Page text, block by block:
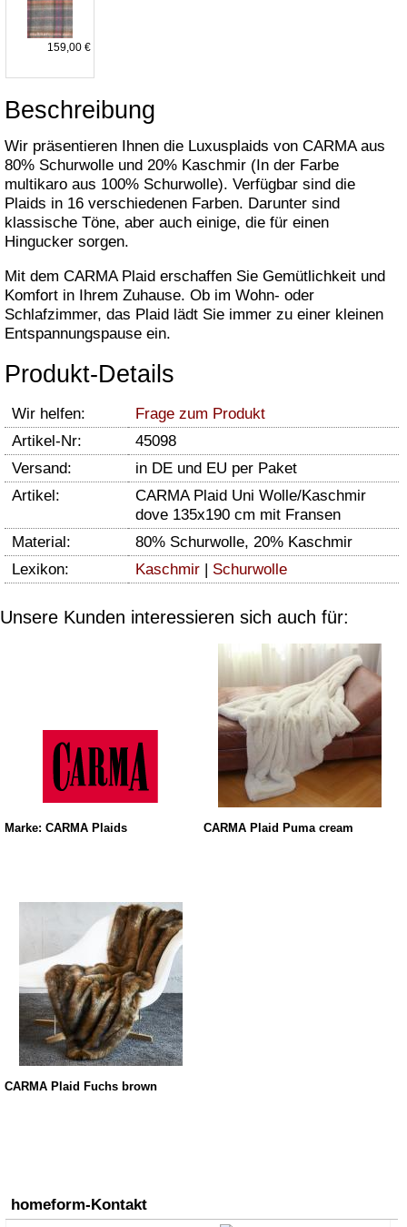
159,00 €
Beschreibung
Wir präsentieren Ihnen die Luxusplaids von CARMA aus
80% Schurwolle und 20% Kaschmir (In der Farbe
multikaro aus 100% Schurwolle). Verfügbar sind die
Plaids in 16 verschiedenen Farben. Darunter sind
klassische Töne, aber auch einige, die für einen
Hingucker sorgen.
Mit dem CARMA Plaid erschaffen Sie Gemütlichkeit und
Komfort in Ihrem Zuhause. Ob im Wohn- oder
Schlafzimmer, das Plaid lädt Sie immer zu einer kleinen
Entspannungspause ein.
Produkt-Details
Wir helfen:
Frage zum Produkt
Artikel-Nr:
45098
Versand:
in DE und EU per Paket
Artikel:
CARMA Plaid Uni Wolle/Kaschmir
dove 135x190 cm mit Fransen
Material:
80% Schurwolle, 20% Kaschmir
Lexikon:
Kaschmir | Schurwolle
Unsere Kunden interessieren sich auch für:
Marke: CARMA Plaids CARMA Plaid Puma cream
CARMA Plaid Fuchs brown
homeform-Kontakt